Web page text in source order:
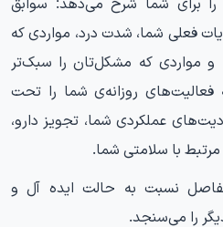
فعلی شما، شدت درد، مواردی که
مواردی که مشکل‌تان را سبک‌تر
روزانه‌ی شما را تحت
عملکردی شما، تجویز دارو،
با سلامتی شما.
نسبت به حالت ایده آل و
را می‌سنجد.